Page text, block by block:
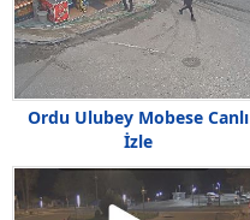
Ordu Ulubey Mobese Canlı
İzle